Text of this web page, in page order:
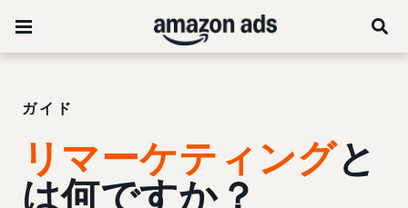
ガイド
リマーケティングと
は何ですか？